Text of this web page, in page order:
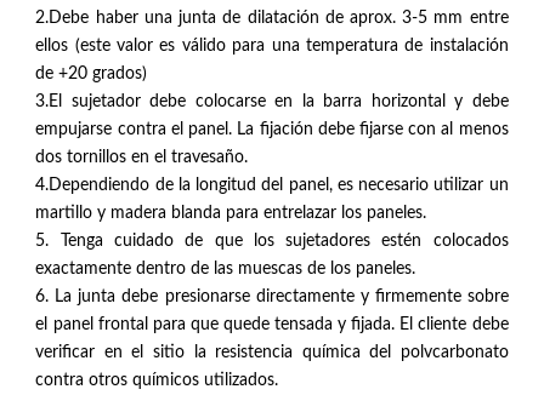
2.Debe haber una junta de dilatación de aprox. 3-5 mm entre
ellos (este valor es válido para una temperatura de instalación
de +20 grados)
3.El sujetador debe colocarse en la barra horizontal y debe
empujarse contra el panel. La fijación debe fijarse con al menos
dos tornillos en el travesaño.
4.Dependiendo de la longitud del panel, es necesario utilizar un
martillo y madera blanda para entrelazar los paneles.
5. Tenga cuidado de que los sujetadores estén colocados
exactamente dentro de las muescas de los paneles.
6. La junta debe presionarse directamente y firmemente sobre
el panel frontal para que quede tensada y fijada. El cliente debe
verificar en el sitio la resistencia química del polvcarbonato
contra otros químicos utilizados.